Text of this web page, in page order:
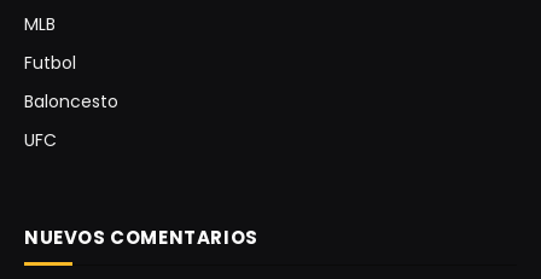
MLB
Futbol
Baloncesto
UFC
NUEVOS COMENTARIOS